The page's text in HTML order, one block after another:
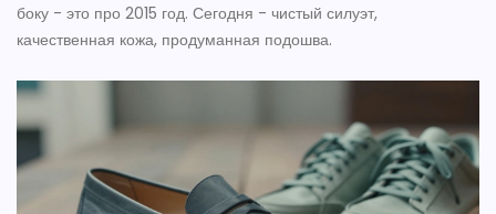
боку - это про 2015 год. Сегодня - чистый силуэт,
качественная кожа, продуманная подошва.